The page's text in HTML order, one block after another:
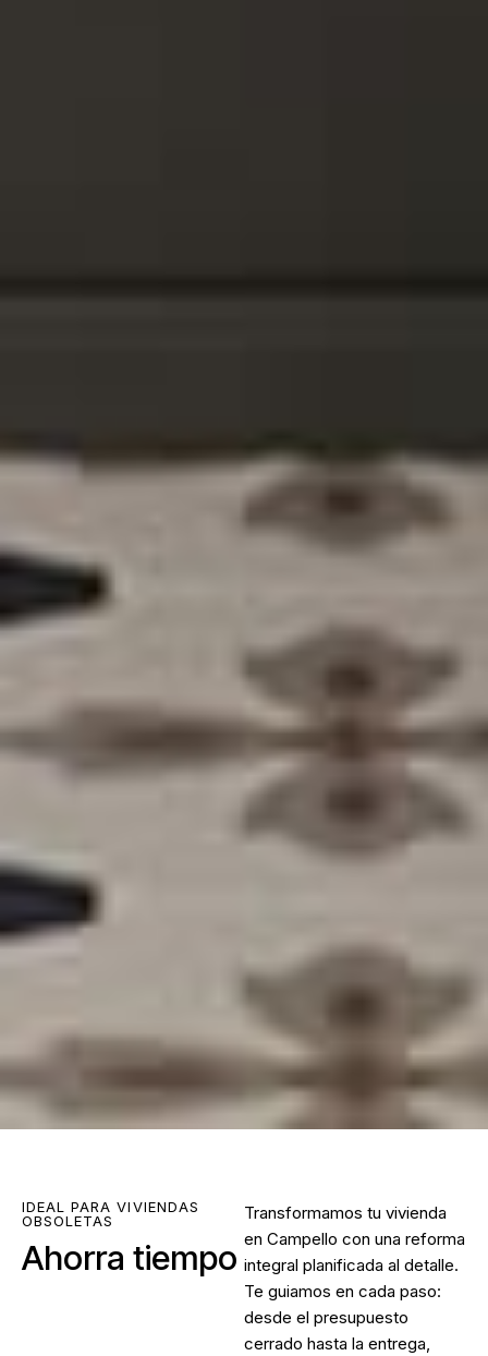
IDEAL PARA VIVIENDAS
OBSOLETAS
Ahorra tiempo
Transformamos tu vivienda
en Campello con una reforma
integral planificada al detalle.
Te guiamos en cada paso:
desde el presupuesto
cerrado hasta la entrega,